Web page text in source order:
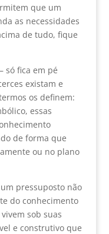
que um
as necessidades
de tudo, fique
só fica em pé
existam e
os definem:
essas
de forma que
ou no plano
pressuposto não
do conhecimento
sob suas
e construtivo que